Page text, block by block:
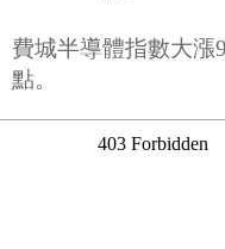
費城半導體指數大漲
點。